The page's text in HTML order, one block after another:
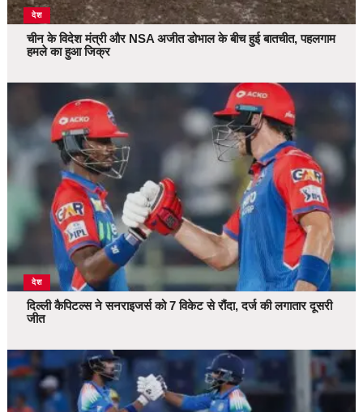
देश
चीन के विदेश मंत्री और NSA अजीत डोभाल के बीच हुई बातचीत, पहलगाम
हमले का हुआ जिक्र
देश
दिल्ली कैपिटल्स ने सनराइजर्स को 7 विकेट से रौंदा, दर्ज की लगातार दूसरी
जीत